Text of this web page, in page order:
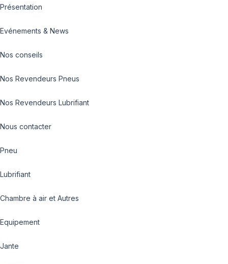
Présentation
Evénements & News
Nos conseils
Nos Revendeurs Pneus
Nos Revendeurs Lubrifiant
Nous contacter
Pneu
Lubrifiant
Chambre à air et Autres
Equipement
Jante